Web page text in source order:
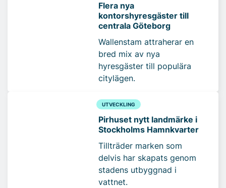
Flera nya
kontorshyresgäster till
centrala Göteborg
Wallenstam attraherar en
bred mix av nya
hyresgäster till populära
citylägen.
UTVECKLING
Pirhuset nytt landmärke i
Stockholms Hamnkvarter
Tillträder marken som
delvis har skapats genom
stadens utbyggnad i
vattnet.